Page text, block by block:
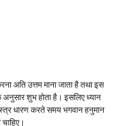
अति उत्तम माना जाता है तथा इस
शुभ होता है। इसलिए ध्यान
धारण करते समय भगवान हनुमान